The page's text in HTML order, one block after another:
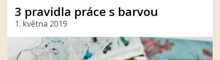
3 pravidla práce s barvou
1. května 2019